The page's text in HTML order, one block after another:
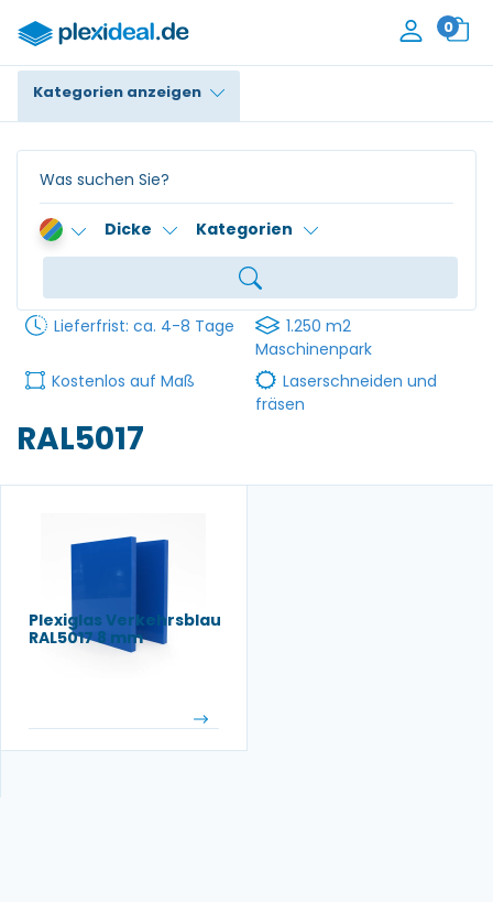
0
Kategorien anzeigen
Plexiglas®
Polycarbonat
HPL / Trespa®
Alupanel / Dibond®
PVC Schaum
Zubehör
Kontakt
Dicke Kategorien
Lieferfrist: ca. 4-8 Tage
1.250 m2
Maschinenpark
Kostenlos auf Maß
Laserschneiden und
fräsen
RAL5017
Plexiglas Verkehrsblau
RAL5017 8 mm